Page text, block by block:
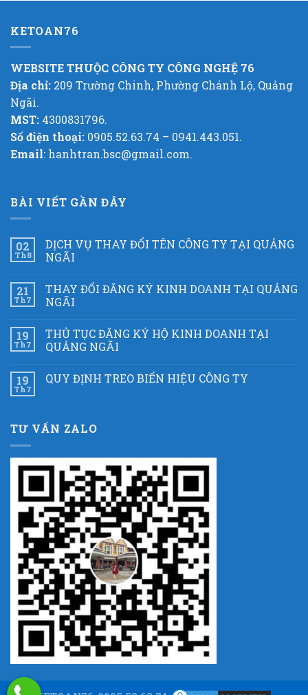
KETOAN76
WEBSITE THUỘC CÔNG TY CÔNG NGHỆ 76
Địa chỉ: 209 Trường Chinh, Phường Chánh Lộ, Quảng
Ngãi.
MST: 4300831796.
Số điện thoại: 0905.52.63.74 – 0941.443.051.
Email: hanhtran.bsc@gmail.com.
BÀI VIẾT GẦN ĐÂY
02
Th8
DỊCH VỤ THAY ĐỔI TÊN CÔNG TY TẠI QUẢNG
NGÃI
21
Th7
THAY ĐỔI ĐĂNG KÝ KINH DOANH TẠI QUẢNG
NGÃI
19
Th7
THỦ TỤC ĐĂNG KÝ HỘ KINH DOANH TẠI
QUẢNG NGÃI
19
Th7
QUY ĐỊNH TREO BIỂN HIỆU CÔNG TY
TƯ VẤN ZALO